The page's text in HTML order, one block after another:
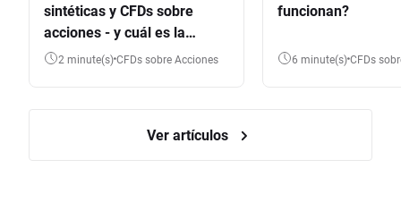
sintéticas y CFDs sobre
acciones - y cuál es la
diferencia?
2 minute(s) CFDs sobre Acciones
funcionan?
6 minute(s) CFDs
Ver artículos